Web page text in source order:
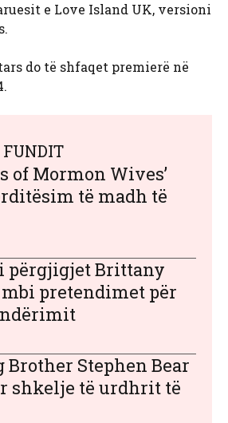
e Love Island UK, versioni
do të shfaqet premierë në
of Mormon Wives’
të madh të
përgjigjet Brittany
pretendimet për
Stephen Bear
shkelje të urdhrit të